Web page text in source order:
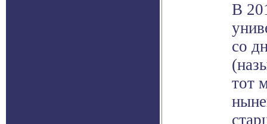
В
со
тот